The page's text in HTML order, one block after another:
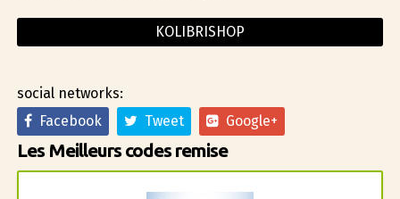
KOLIBRISHOP
social networks:
Facebook
Tweet Google+
Les Meilleurs codes remise